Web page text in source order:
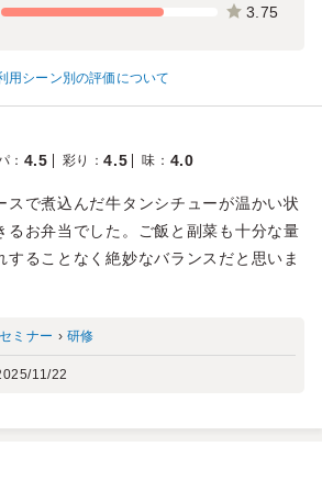
3.75
用シーン別の評価について
： 4.5 彩り ：4.5 味 ： 4.0
スで煮込んだ牛タンシチューが温かい状
るお弁当でした。ご飯と副菜も十分な量
することなく絶妙なバランスだと思いま
ミナー › 研修
11/22